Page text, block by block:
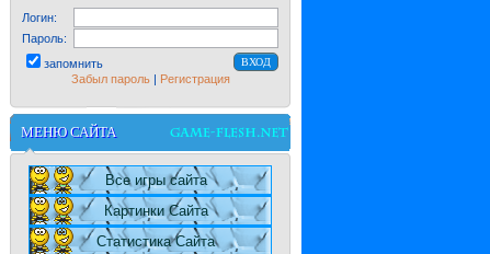
Логин:
Пароль:
запомнить
Забыл пароль| Регистрация
МЕНЮ САЙТА
Все игры сайта
Картинки Сайта
Статистика Сайта